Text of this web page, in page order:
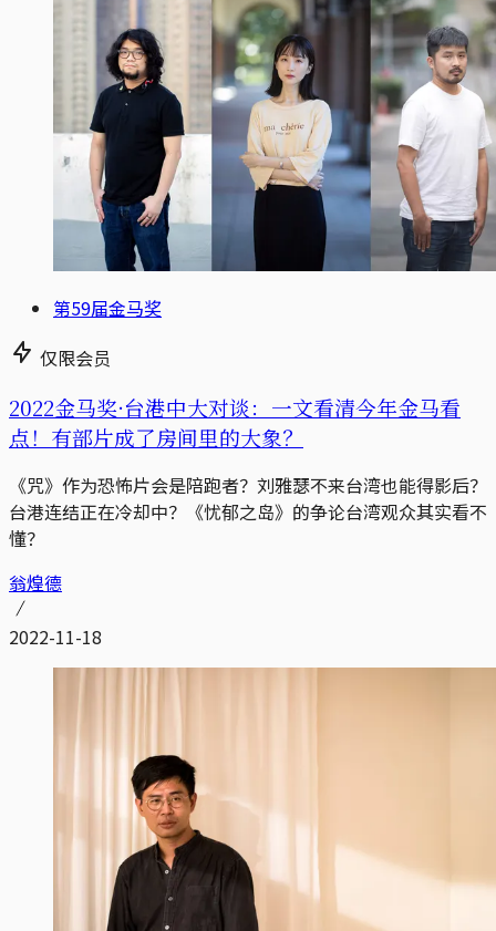
第59届金马奖
仅限会员
2022金马奖·台港中大对谈：一文看清今年金马看
点！有部片成了房间里的大象？
《咒》作为恐怖片会是陪跑者？刘雅瑟不来台湾也能得影后？
台港连结正在冷却中？《忧郁之岛》的争论台湾观众其实看不
懂？
翁煌德
2022-11-18